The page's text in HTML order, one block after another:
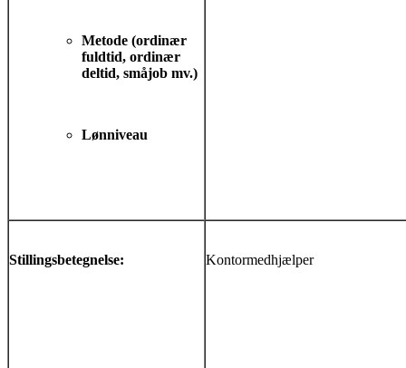
Metode (ordinær
fuldtid, ordinær
deltid, småjob mv.)
Lønniveau
Stillingsbetegnelse: Kontormedhjælper